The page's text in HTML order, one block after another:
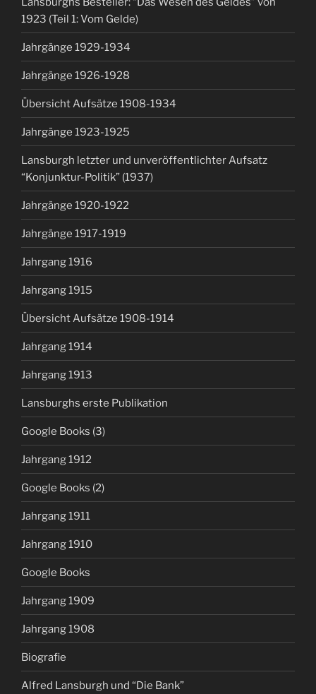
1923 (Teil 1: Vom Gelde)
Jahrgänge 1929-1934
Jahrgänge 1926-1928
Übersicht Aufsätze 1908-1934
Jahrgänge 1923-1925
Lansburgh letzter und unveröffentlichter Aufsatz
“Konjunktur-Politik” (1937)
Jahrgänge 1920-1922
Jahrgänge 1917-1919
Jahrgang 1916
Jahrgang 1915
Übersicht Aufsätze 1908-1914
Jahrgang 1914
Jahrgang 1913
Lansburghs erste Publikation
Google Books (3)
Jahrgang 1912
Google Books (2)
Jahrgang 1911
Jahrgang 1910
Google Books
Jahrgang 1909
Jahrgang 1908
Biografie
Alfred Lansburgh und “Die Bank”